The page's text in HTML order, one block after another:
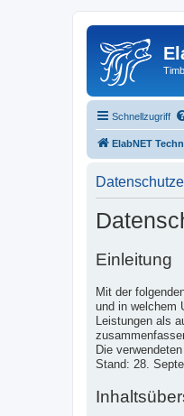
Schnellzugriff
ElabNET
Einleitung
Mit der
und in welchem
Leistungen als
Die
Stand: 28.